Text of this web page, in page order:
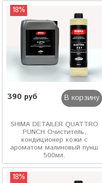
18%
390 руб В корзину
SHIMA DETAILER QUATTRO
PUNCH Очиститель,
кондиционер кожи с
ароматом малиновый пунш
500мл.
18%